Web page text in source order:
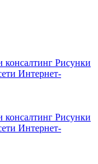
консалтинг Рисунки
Интернет-
консалтинг Рисунки
Интернет-